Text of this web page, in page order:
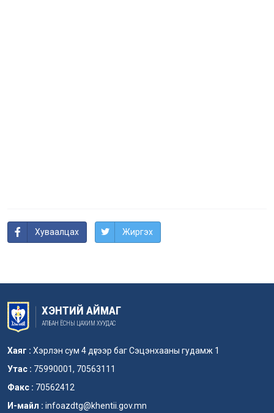
Хуваалцах Жиргэх
ХЭНТИЙ АЙМАГ
АЛБАН ЁСНЫ ЦАХИМ ХУУДАС
Хаяг : Хэрлэн сум 4 дүгээр баг Сэцэнхааны гудамж 1
Утас : 75990001, 70563111
Факс : 70562412
И-майл : infoazdtg@khentii.gov.mn